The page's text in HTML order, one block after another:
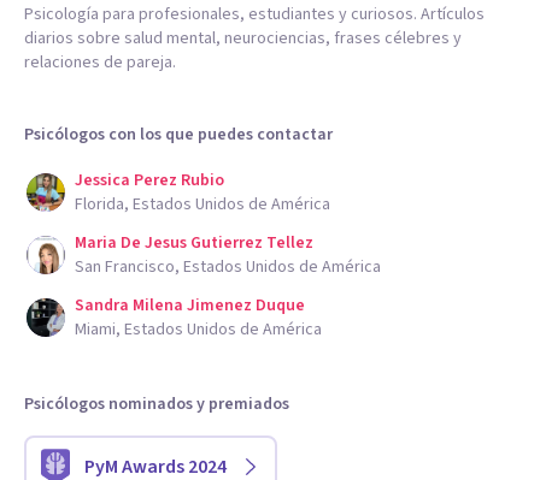
Psicología para profesionales, estudiantes y curiosos. Artículos
diarios sobre salud mental, neurociencias, frases célebres y
relaciones de pareja.
Psicólogos con los que puedes contactar
Jessica Perez Rubio
Florida, Estados Unidos de América
Maria De Jesus Gutierrez Tellez
San Francisco, Estados Unidos de América
Sandra Milena Jimenez Duque
Miami, Estados Unidos de América
Psicólogos nominados y premiados
PyM Awards 2024